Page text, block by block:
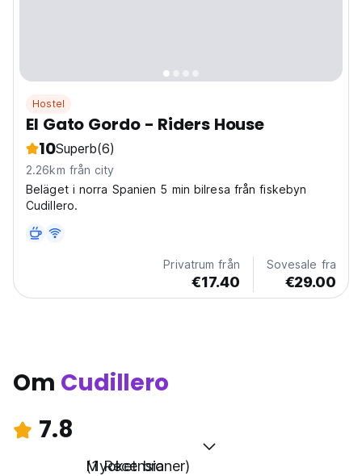
Hostel
El Gato Gordo - Riders House
10Superb(6)
2.26km från city
Beläget i norra Spanien 5 min bilresa från fiskebyn
Cudillero.
Privatrum från
€17.40
Sovesale fra
€29.00
Om Cudillero
7.8
Mycket bra
(1 Recensioner)